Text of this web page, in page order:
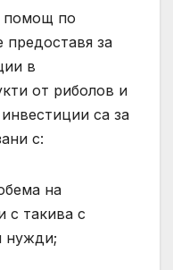
помощ по
предоставя за
в
от риболов и
са за
с:
на
с такива с
нужди;